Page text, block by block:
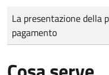
Tipo di pagamento
Importo
La presentazione della
pagamento